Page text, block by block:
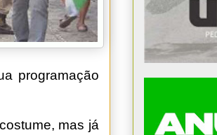
programação
mas já